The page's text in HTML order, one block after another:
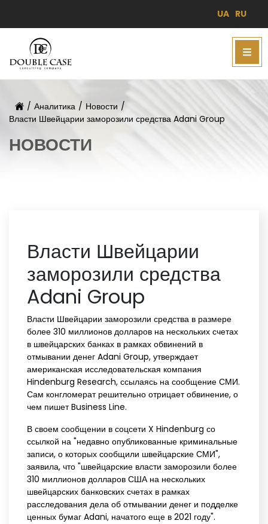
UA RU
/ Аналитика / Новости /
Власти Швейцарии заморозили средства Adani Group
НОВОСТИ
Власти Швейцарии
заморозили средства
Adani Group
Власти Швейцарии заморозили средства в размере
более 310 миллионов долларов на нескольких счетах
в швейцарских банках в рамках обвинений в
отмывании денег Adani Group, утверждает
американская исследовательская компания
Hindenburg Research, ссылаясь на сообщение СМИ.
Сам конгломерат решительно отрицает обвинение, о
чем пишет Business Line.
В своем сообщении в соцсети X Hindenburg со
ссылкой на "недавно опубликованные криминальные
записи, о которых сообщили швейцарские СМИ",
заявила, что "швейцарские власти заморозили более
310 миллионов долларов США на нескольких
швейцарских банковских счетах в рамках
расследования дела об отмывании денег и подделке
ценных бумаг Adani, начатого еще в 2021 году".